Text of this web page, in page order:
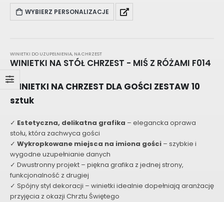
WYBIERZ PERSONALIZACJE
WINIETKI DO UZUPEŁNIENIA, NA CHRZEST
WINIETKI NA STÓŁ CHRZEST - MIŚ Z RÓŻAMI F014
WINIETKI NA CHRZEST DLA GOŚCI ZESTAW 10
sztuk
✓ Estetyczna, delikatna grafika – elegancka oprawa
stołu, która zachwyca gości
✓ Wykropkowane miejsca na imiona gości – szybkie i
wygodne uzupełnianie danych
✓ Dwustronny projekt – piękna grafika z jednej strony,
funkcjonalność z drugiej
✓ Spójny styl dekoracji – winietki idealnie dopełniają aranżację
przyjęcia z okazji Chrztu Świętego